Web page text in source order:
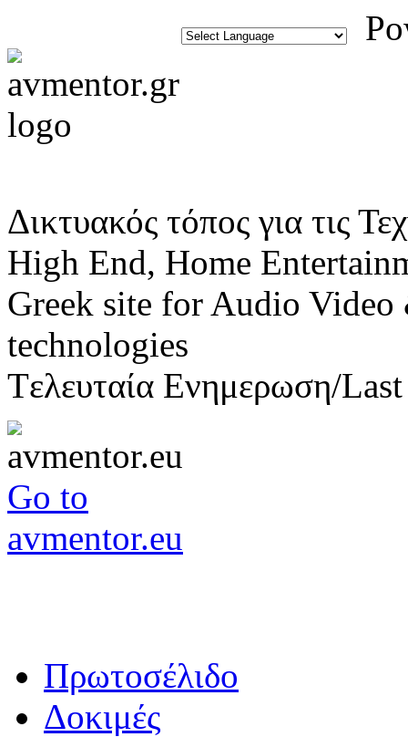
Δικτυακός τόπος για τις
High End, Home
Greek site for Audio
technologies
Tελευταία Ενημερωση/
Go to
avmentor.eu
Πρωτοσέλιδο
Δοκιμές